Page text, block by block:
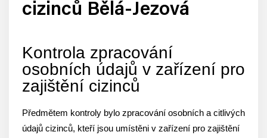
cizinců Bělá-Jezová
Kontrola zpracování
osobních údajů v zařízení pro
zajištění cizinců
Předmětem kontroly bylo zpracování osobních a citlivých
údajů cizinců, kteří jsou umístěni v zařízení pro zajištění